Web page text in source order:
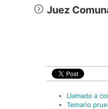
Juez
Llamado a
Temario